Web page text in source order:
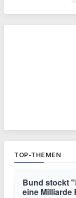
TOP-THEMEN
Bund stockt
eine Milliarde